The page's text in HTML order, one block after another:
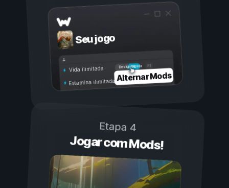
Seu jogo
Ligada
Desligada
Vida ilimitada
Estamina ilimitadaAlternar Mods
Etapa 4
Jogar com Mods!